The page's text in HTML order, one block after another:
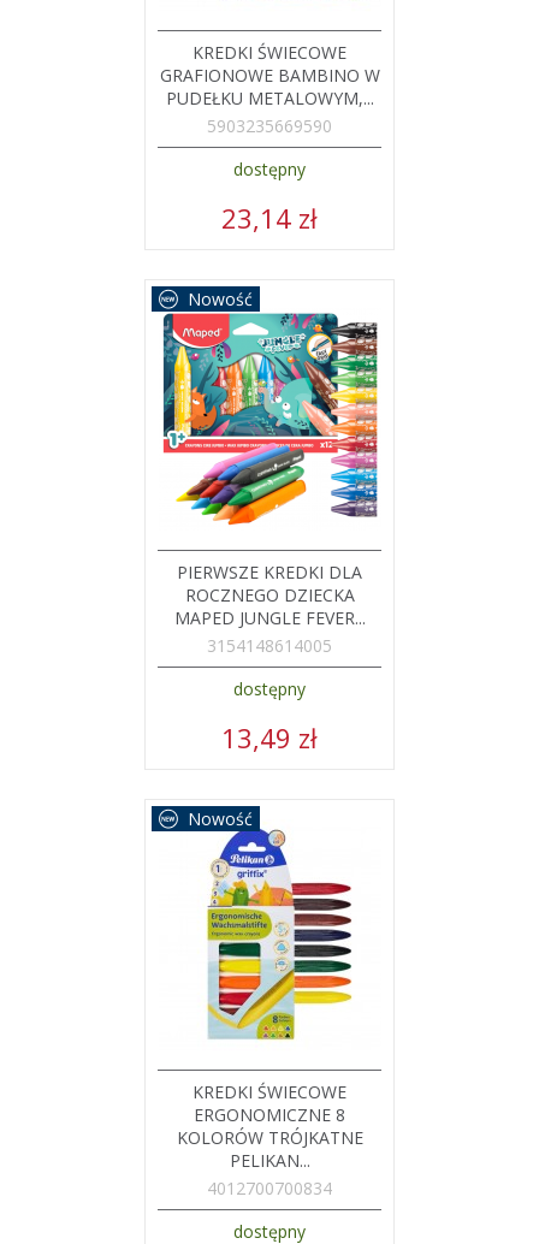
KREDKI ŚWIECOWE
GRAFIONOWE BAMBINO W
PUDEŁKU METALOWYM,...
5903235669590
dostępny
23,14 zł
Nowość
PIERWSZE KREDKI DLA
ROCZNEGO DZIECKA
MAPED JUNGLE FEVER...
3154148614005
dostępny
13,49 zł
DODAJ
ZOBACZ
Nowość
KREDKI ŚWIECOWE
ERGONOMICZNE 8
KOLORÓW TRÓJKATNE
PELIKAN...
4012700700834
dostępny
DODAJ
ZOBACZ